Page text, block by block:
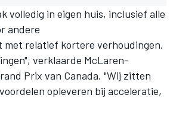
volledig in eigen huis, inclusief alle
andere
met relatief kortere verhoudingen.
verklaarde McLaren-
Prix van Canada. "Wij zitten
opleveren bij acceleratie,